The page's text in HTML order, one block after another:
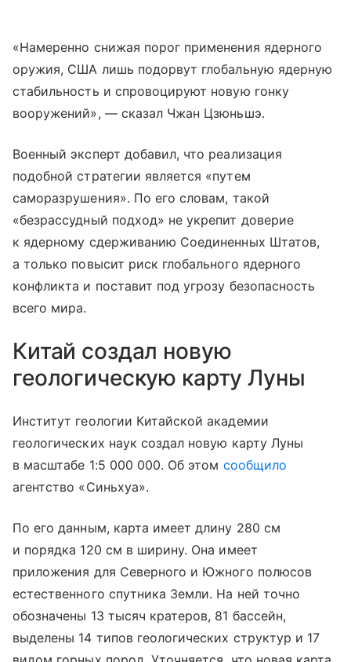
«Намеренно снижая порог применения ядерного
оружия, США лишь подорвут глобальную ядерную
стабильность и спровоцируют новую гонку
вооружений», — сказал Чжан Цзюньшэ.
Военный эксперт добавил, что реализация
подобной стратегии является «путем
саморазрушения». По его словам, такой
«безрассудный подход» не укрепит доверие
к ядерному сдерживанию Соединенных Штатов,
а только повысит риск глобального ядерного
конфликта и поставит под угрозу безопасность
всего мира.
Китай создал новую
геологическую карту Луны
Институт геологии Китайской академии
геологических наук создал новую карту Луны
в масштабе 1:5 000 000. Об этом сообщило
агентство «Синьхуа».
По его данным, карта имеет длину 280 см
и порядка 120 см в ширину. Она имеет
приложения для Северного и Южного полюсов
естественного спутника Земли. На ней точно
обозначены 13 тысяч кратеров, 81 бассейн,
выделены 14 типов геологических структур и 17